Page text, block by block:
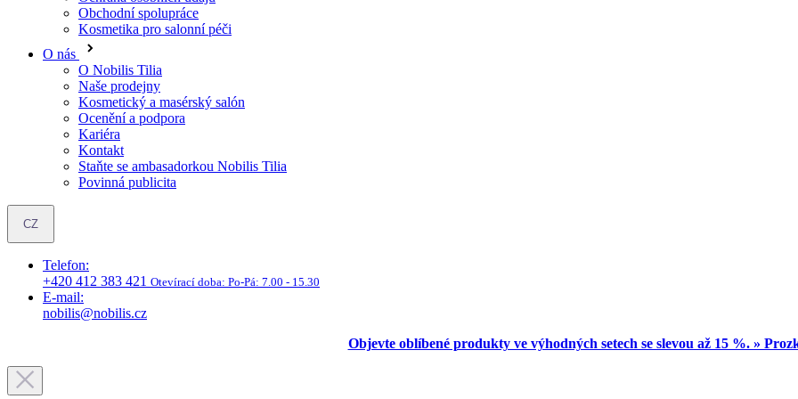
Obchodní spolupráce
Kosmetika pro salonní péči
O nás
O Nobilis Tilia
Naše prodejny
Kosmetický a masérský salón
Ocenění a podpora
Kariéra
Kontakt
Staňte se ambasadorkou Nobilis Tilia
Povinná publicita
CZ
Telefon:
+420 412 383 421 Otevírací doba: Po-Pá: 7.00 - 15.30
E-mail:
nobilis@nobilis.cz
Objevte oblíbené produkty ve výhodných setech se slevou až 15 %. »